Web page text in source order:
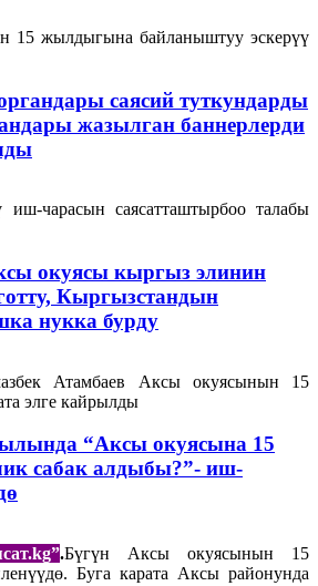
15 жылдыгына байланыштуу эскерүү
саясий туткундарды
жазылган баннерлерди
иш-чарасын саясатташтырбоо талабы
окуясы кыргыз элинин
Кыргызстандын
нукка бурду
Атамбаев Аксы окуясынын 15
элге кайрылды
“Аксы окуясына 15
сабак алдыбы?”- иш-
.Бүгүн Аксы окуясынын 15
Буга карата Аксы районунда